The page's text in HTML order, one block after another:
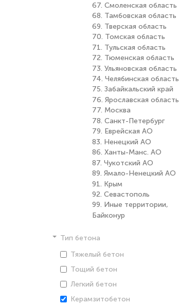
67. Смоленская область
68. Тамбовская область
69. Тверская область
70. Томская область
71. Тульская область
72. Тюменская область
73. Ульяновская область
74. Челябинская область
75. Забайкальский край
76. Ярославская область
77. Москва
78. Санкт-Петербург
79. Еврейская АО
83. Ненецкий АО
86. Ханты-Манс. АО
87. Чукотский АО
89. Ямало-Ненецкий АО
91. Крым
92. Севастополь
99. Иные территории,
Байконур
Тип бетона
Тяжелый бетон
Тощий бетон
Легкий бетон
Керамзитобетон